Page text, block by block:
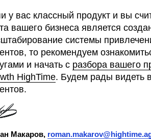
canvas
Макаров,
у вас классный продукт и вы
вашего бизнеса является
системы
то рекомендуем
и начать с разбора вашего
HighTime. Будем рады видеть